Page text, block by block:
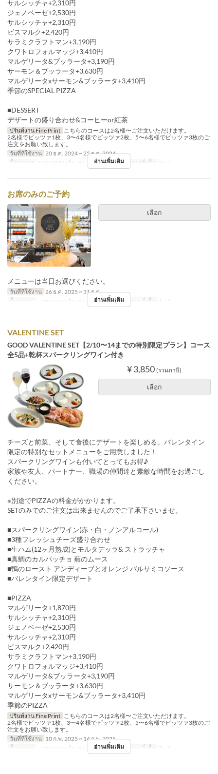
サルシッチャ+2,310円
ジェノベーゼ+2,530円
サルシッチャ+2,310円
ビスマルク+2,420円
サラミクラフトマン+3,190円
クワトロフォルマッジ+3,410円
マルゲリータ&ブッラータ+3,190円
サーモン＆ブッラータ+3,630円
マルゲリータxサーモン&ブッラータ+3,410円
季節のSPECIAL PIZZA
■DESSERT
デザートの盛り合わせ&コーヒーor紅茶
ปรินท์งาน Fine Print
こちらのコースは2名様〜ご注文いただけます。
2名様でピッツァ1枚、3〜4名様でピッツァ2枚、5〜6名様でピッツァ3枚のご
注文をお願い致します。
วันที่ที่ใช้งาน 20 ธ.ค. 2024 ~ 25 ธ.ค. 2024
มื้ออาหาร
อาหารกลางวัน, ชา, อาหารเย็น จำกัดการสั่งซื้อ 2 ~ 2
อ่านเพิ่มเติม
お席のみのご予約
เลือก
メニューは当日お選びください。
วันที่ที่ใช้งาน 26 ธ.ค. 2025 ~ 31 ธ.ค.
มื้ออาหาร
อาหารกลางวัน, ชา, อาหารเย็น จำกัดการสั่งซื้อ 1 ~ 4
อ่านเพิ่มเติม
VALENTINE SET
GOOD VALENTINE SET【2/10〜14までの特別限定プラン】コース
全5品+乾杯スパークリングワイン付き
¥ 3,850 (รวมภาษี)
เลือก
チーズと前菜、そして食後にデザートを楽しめる。バレンタイン
限定の特別なセットメニューをご用意しました！
スパークリングワインも付いてとってもお得♪
家族や友人、パートナー、職場の仲間達と素敵な時間をお過ごし
ください。
※別途でPIZZAの料金がかかります。
SETのみでのご注文は出来ませんのでご了承下さいませ。
■スパークリングワイン(赤・白・ノンアルコール)
■3種フレッシュチーズ盛り合わせ
■生ハム(12ヶ月熟成)とモルタデッラ& ストラッチャ
■真鯛のカルパッチョ 蕪のムース
■鴨のロースト アンディーブとオレンジ バルサミコソース
■バレンタイン限定デザート
■PIZZA
マルゲリータ+1,870円
サルシッチャ+2,310円
ジェノベーゼ+2,530円
サルシッチャ+2,310円
ビスマルク+2,420円
サラミクラフトマン+3,190円
クワトロフォルマッジ+3,410円
マルゲリータ&ブッラータ+3,190円
サーモン＆ブッラータ+3,630円
マルゲリータxサーモン&ブッラータ+3,410円
季節のPIZZA
ปรินท์งาน Fine Print こちらのコースは2名様〜ご注文いただけます。
2名様でピッツァ1枚、3〜4名様でピッツァ2枚、5〜6名様でピッツァ3枚のご
注文をお願い致します。
วันที่ที่ใช้งาน 10 ก.พ. 2025 ~ 14 ก.พ. 2025
มื้ออาหาร
อาหารกลางวัน, ชา, อาหารเย็น จำกัดการสั่งซื้อ 2 ~ 6
อ่านเพิ่มเติม